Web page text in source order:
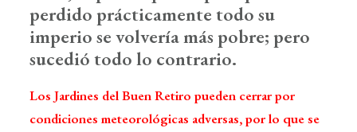
perdido prácticamente todo su
imperio se volvería más pobre; pero
sucedió todo lo contrario.
Los Jardines del Buen Retiro pueden cerrar por
condiciones meteorológicas adversas, por lo que se